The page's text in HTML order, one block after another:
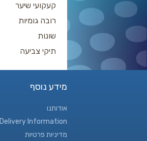
קעקועי שיער
רובה גומיות
שונות
תיקי צביעה
מידע נוסף
אודותנו
Delivery Information
מדיניות פרטיות